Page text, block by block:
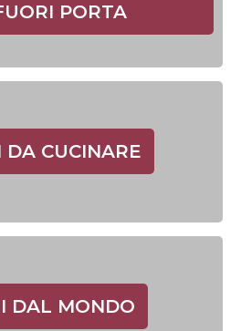
PORTA
DA CUCINARE
DAL MONDO